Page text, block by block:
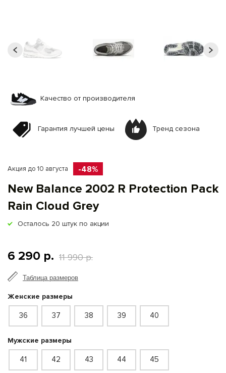
Качество от производителя
Гарантия лучшей цены Тренд сезона
Акция до 10 августа -48%
New Balance 2002 R Protection Pack
Rain Cloud Grey
Осталось 20 штук по акции
6 290 р. 11 990 р.
Таблица размеров
Женские размеры
36 37 38 39 40
Мужские размеры
41 42 43 44 45